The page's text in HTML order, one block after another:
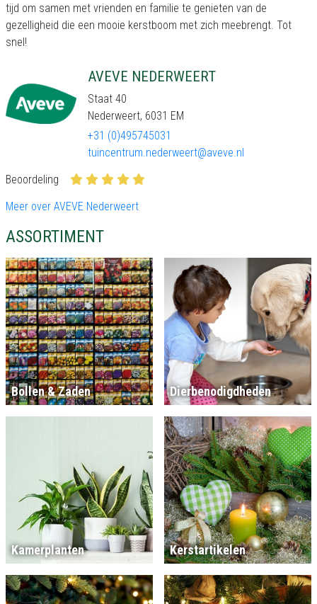
tijd om samen met vrienden en familie te genieten van de
gezelligheid die een mooie kerstboom met zich meebrengt. Tot
snel!
AVEVE NEDERWEERT
Staat 40
Nederweert, 6031 EM
+31 (0)495745031
tuincentrum.nederweert@aveve.nl
Beoordeling
Meer over AVEVE Nederweert
ASSORTIMENT
Bollen & Zaden Dierbenodigdheden
Kamerplanten Kerstartikelen